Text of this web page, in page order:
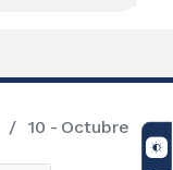
10 - Octubre